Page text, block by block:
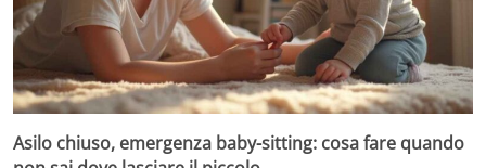
Asilo chiuso, emergenza baby-sitting: cosa fare quando